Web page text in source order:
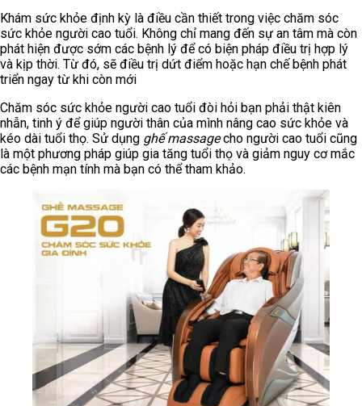
Khám sức khỏe định kỳ là điều cần thiết trong việc chăm sóc
sức khỏe người cao tuổi. Không chỉ mang đến sự an tâm mà còn
phát hiện được sớm các bệnh lý để có biện pháp điều trị hợp lý
và kịp thời. Từ đó, sẽ điều trị dứt điểm hoặc hạn chế bệnh phát
triển ngay từ khi còn mới
Chăm sóc sức khỏe người cao tuổi đòi hỏi bạn phải thật kiên
nhẫn, tinh ý để giúp người thân của mình nâng cao sức khỏe và
kéo dài tuổi thọ. Sử dụng ghế massagecho người cao tuổi cũng
là một phương pháp giúp gia tăng tuổi thọ và giảm nguy cơ mắc
các bệnh mạn tính mà bạn có thể tham khảo.